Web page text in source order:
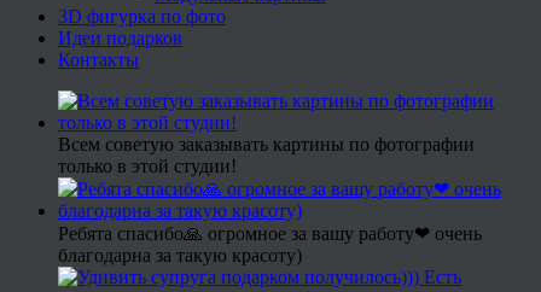
3D фигурка по фото
Идеи подарков
Контакты
Всем советую заказывать картины по фотографии
только в этой студии!
Ребята спасибо🙏 огромное за вашу работу❤ очень
благодарна за такую красоту)